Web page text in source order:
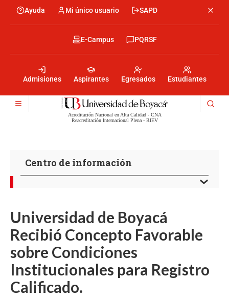
main
Menu
encabezado
Ayuda Mi único usuario SAPD
encabezado
Admisiones Aspirantes Egresados Estudiantes
Menu
encabezado
-
Derecha
E-Campus PQRSF
Menú
Acreditación Nacional en Alta Calidad - CNA
Reacreditación Internacional Plena - RIEV
Centro de información
Universidad de Boyacá
Recibió Concepto Favorable
sobre Condiciones
Institucionales para Registro
Calificado.